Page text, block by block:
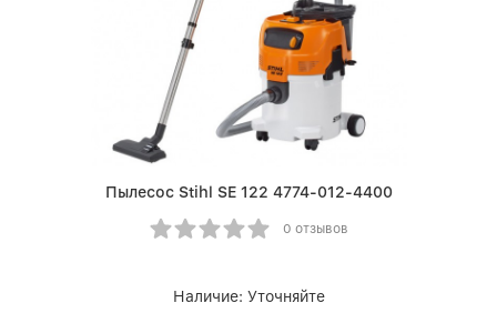
Пылесос Stihl SE 122 4774-012-4400
0 отзывов
Наличие: Уточняйте